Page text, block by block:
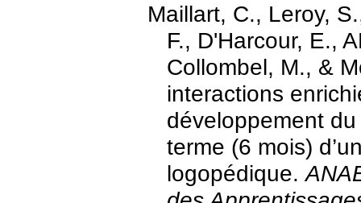
Maillart, C., Leroy,
F., D'Harcour, E.,
Collombel, M., &
interactions
développement
terme (6 mois)
logopédique.